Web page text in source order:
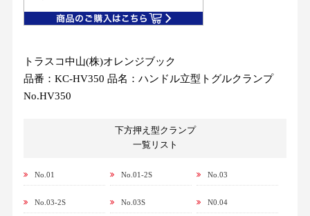
トラスコ中山(株)オレンジブック
品番：KC-HV350 品名：ハンドル立型トグルクランプ
No.HV350
下方押え型クランプ
一覧リスト
No.01 No.01-2S No.03
No.03-2S No.03S N0.04